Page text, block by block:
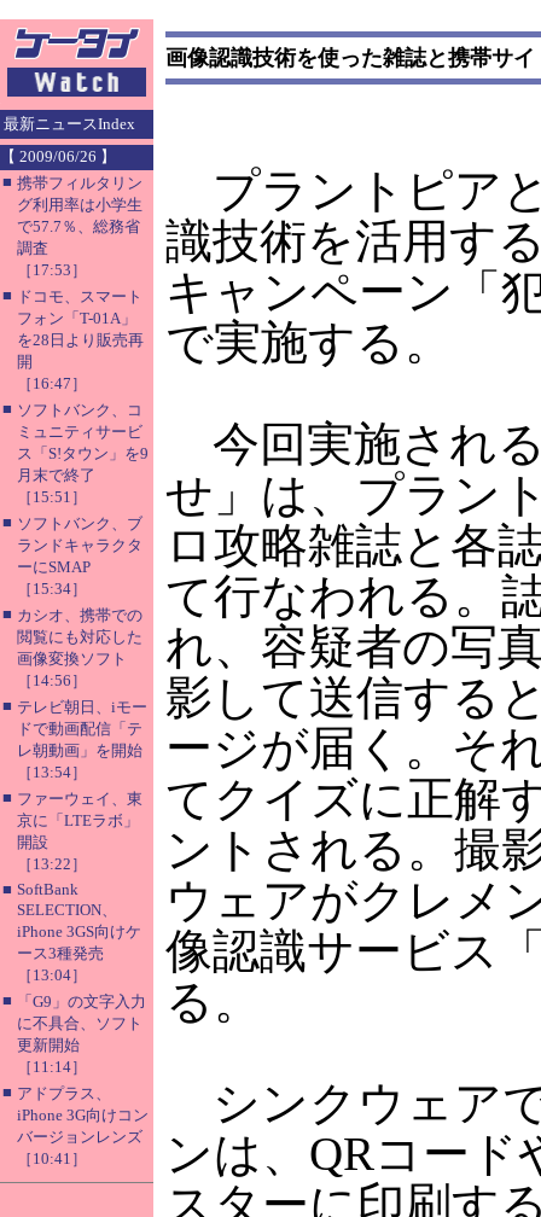
最新ニュースIndex
【 2009/06/26 】
■ 携帯フィルタリン
グ利用率は小学生
で57.7％、総務省
調査
［17:53］
■ ドコモ、スマート
フォン「T-01A」
を28日より販売再
開
［16:47］
■ ソフトバンク、コ
ミュニティサービ
ス「S!タウン」を9
月末で終了
［15:51］
■ ソフトバンク、ブ
ランドキャラクタ
ーにSMAP
［15:34］
■ カシオ、携帯での
閲覧にも対応した
画像変換ソフト
［14:56］
■ テレビ朝日、iモー
ドで動画配信「テ
レ朝動画」を開始
［13:54］
■ ファーウェイ、東
京に「LTEラボ」
開設
［13:22］
■ SoftBank
SELECTION、
iPhone 3GS向けケ
ース3種発売
［13:04］
■
「G9」の文字入力
に不具合、ソフト
更新開始
［11:14］
■ アドプラス、
iPhone 3G向けコン
バージョンレンズ
［10:41］
画像認識技術を使った雑誌と携帯サ
プラントピア
識技術を活用す
キャンペーン「
で実施する。
今回実施され
せ」は、プラン
ロ攻略雑誌と各
て行なわれる。
れ、容疑者の写
影して送信する
ージが届く。そ
てクイズに正解
ントされる。撮
ウェアがクレメ
像認識サービス
る。
シンクウェア
ンは、QRコー
スターに印刷す